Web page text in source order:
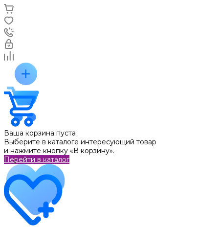
Ваша корзина пуста
Выберите в каталоге интересующий товар
и нажмите кнопку «В корзину».
Перейти в каталог